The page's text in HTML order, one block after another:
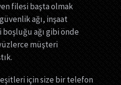
filesi başta olmak
ağı, inşaat
ağı gibi önde
müşteri
için size bir telefon